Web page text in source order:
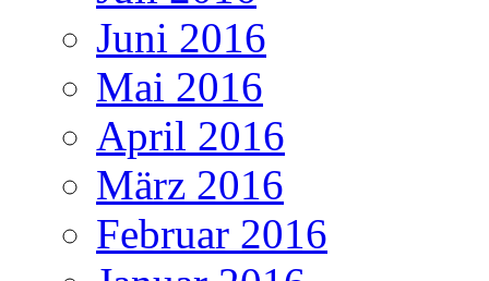
Juni 2016
Mai 2016
April 2016
März 2016
Februar 2016